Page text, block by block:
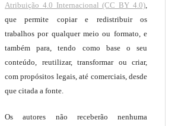
Atribuição 4.0 Internacional (CC BY 4.0),
que permite copiar e redistribuir os
trabalhos por qualquer meio ou formato, e
também para, tendo como base o seu
conteúdo, reutilizar, transformar ou criar,
com propósitos legais, até comerciais, desde
que citada a fonte.
Os autores não receberão nenhuma